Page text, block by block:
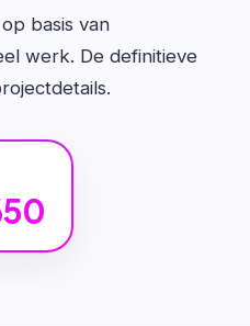
basis van
werk. De definitieve